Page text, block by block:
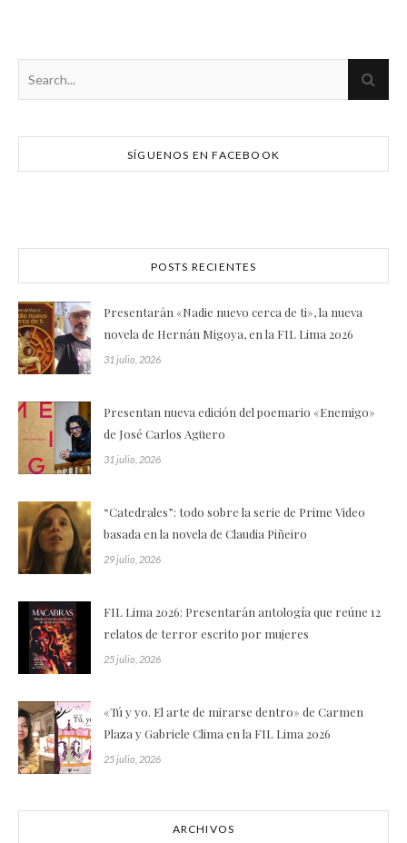
SÍGUENOS EN FACEBOOK
POSTS RECIENTES
Presentarán «Nadie nuevo cerca de ti», la nueva
novela de Hernán Migoya, en la FIL Lima 2026
31 julio, 2026
Presentan nueva edición del poemario «Enemigo»
de José Carlos Agüero
31 julio, 2026
“Catedrales”: todo sobre la serie de Prime Video
basada en la novela de Claudia Piñeiro
29 julio, 2026
FIL Lima 2026: Presentarán antología que reúne 12
relatos de terror escrito por mujeres
25 julio, 2026
«Tú y yo. El arte de mirarse dentro» de Carmen
Plaza y Gabriele Clima en la FIL Lima 2026
25 julio, 2026
ARCHIVOS